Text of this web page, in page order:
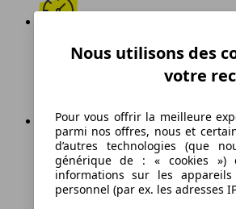
205 km/h
Essence
Carburant
Nous utilisons des
votre
Pour vous offrir la meilleure
parmi nos offres, nous et
d’autres technologies (que
générique de : « cookies
informations sur les
personnel (par ex. les adresses